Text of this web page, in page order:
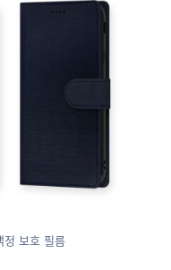
정 보호 필름